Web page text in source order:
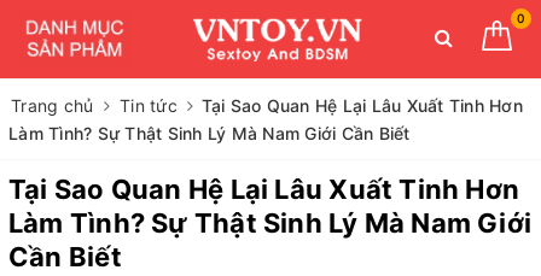
0
Trang chủ Tin tức
Tại Sao Quan Hệ Lại Lâu Xuất Tinh Hơn
Làm Tình? Sự Thật Sinh Lý Mà Nam Giới Cần Biết
Tại Sao Quan Hệ Lại Lâu Xuất Tinh Hơn
Làm Tình? Sự Thật Sinh Lý Mà Nam Giới
Cần Biết